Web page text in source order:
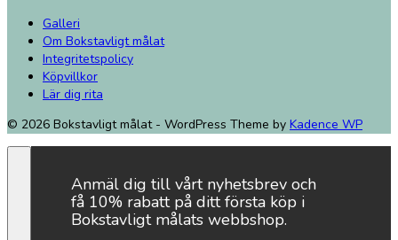
Galleri
Om Bokstavligt målat
Integritetspolicy
Köpvillkor
Lär dig rita
© 2026 Bokstavligt målat - WordPress Theme by Kadence WP
Anmäl dig till vårt nyhetsbrev och
få 10% rabatt på ditt första köp i
Bokstavligt målats webbshop.